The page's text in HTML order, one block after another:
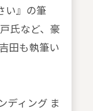
い』の筆
氏など、豪
田も執筆い
ディング ま